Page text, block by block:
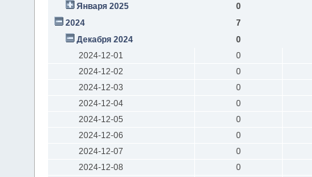
Января 2025
0
2024
7
Декабря 2024
0
2024-12-01
0
2024-12-02
0
2024-12-03
0
2024-12-04
0
2024-12-05
0
2024-12-06
0
2024-12-07
0
2024-12-08
0